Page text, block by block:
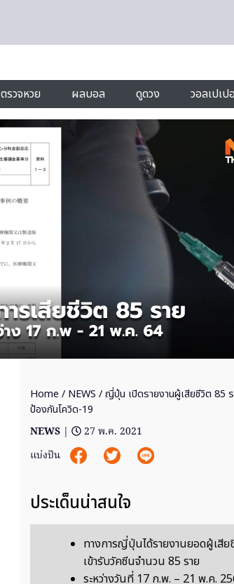
ตรวจหวย ผลบอล ดูดวง วอลเปเป
Home / NEWS / ญี่ปุ่น เปิดรายงานผู้เสียชีวิต 85
ป้องกันโควิด-19
NEWS |
27 พ.ค. 2021
แบ่งปัน
ประเด็นน่าสนใจ
ทางการญี่ปุ่นได้รายงานยอดผู้เสีย
เข้ารับวัคซีนจำนวน 85 ราย
ระหว่างวันที่ 17 ก.พ. – 21 พ.ค.